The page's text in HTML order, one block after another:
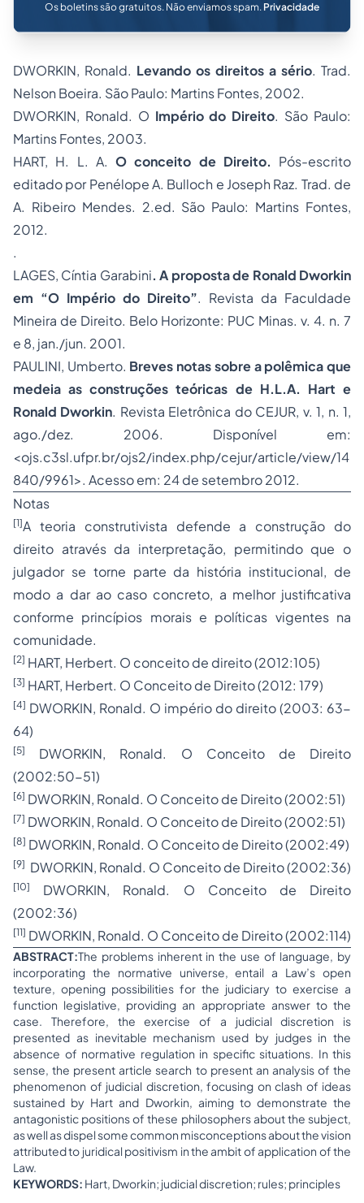
Os boletins são gratuitos. Não enviamos spam. Privacidade
DWORKIN, Ronald. Levando os direitos a sério. Trad.
Nelson Boeira. São Paulo: Martins Fontes, 2002.
DWORKIN, Ronald. O Império do Direito. São Paulo:
Martins Fontes, 2003.
HART, H. L. A. O conceito de Direito. Pós-escrito
editado por Penélope A. Bulloch e Joseph Raz. Trad. de
A. Ribeiro Mendes. 2.ed. São Paulo: Martins Fontes,
2012.
.
LAGES, Cíntia Garabini. A proposta de Ronald Dworkin
em “O Império do Di­reito”. Revista da Faculdade
Mineira de Direito. Belo Horizonte: PUC Minas. v. 4. n. 7
e 8, jan./jun. 2001.
PAULINI, Umberto. Breves notas sobre a polêmica que
medeia as construções teóricas de H.L.A. Hart e
Ronald Dworkin. Revista Eletrônica do CEJUR, v. 1, n. 1,
ago./dez. 2006. Disponível em:
<ojs.c3sl.ufpr.br/ojs2/index.php/cejur/article/view/14
840/9961>. Acesso em: 24 de setembro 2012.
Notas
[1]A teoria construtivista defende a construção do
direito através da interpretação, permitindo que o
julgador se torne parte da história institucional, de
modo a dar ao caso concreto, a melhor justificativa
conforme princípios morais e políticas vigentes na
comunidade.
[2] HART, Herbert. O conceito de direito (2012:105)
[3] HART, Herbert. O Conceito de Direito (2012: 179)
[4] DWORKIN, Ronald. O império do direito (2003: 63-
64)
[5]
DWORKIN, Ronald. O Conceito de Direito
(2002:50-51)
[6] DWORKIN, Ronald. O Conceito de Direito (2002:51)
[7] DWORKIN, Ronald. O Conceito de Direito (2002:51)
[8] DWORKIN, Ronald. O Conceito de Direito (2002:49)
[9] DWORKIN, Ronald. O Conceito de Direito (2002:36)
[10]
DWORKIN, Ronald. O Conceito de Direito
(2002:36)
[11] DWORKIN, Ronald. O Conceito de Direito (2002:114)
ABSTRACT:The problems inherent in the use of language, by
incorporating the normative universe, entail a Law’s open
texture, opening possibilities for the judiciary to exercise a
function legislative, providing an appropriate answer to the
case. Therefore, the exercise of a judicial discretion is
presented as inevitable mechanism used by judges in the
absence of normative regulation in specific situations. In this
sense, the present article search to present an analysis of the
phenomenon of judicial discretion, focusing on clash of ideas
sustained by Hart and Dworkin, aiming to demonstrate the
antagonistic positions of these philosophers about the subject,
as well as dispel some common misconceptions about the vision
attributed to juridical positivism in the ambit of application of the
Law.
KEYWORDS: Hart, Dworkin; judicial discretion; rules; principles